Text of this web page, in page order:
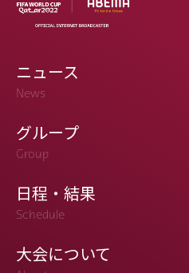
ニュース
News
グループ
Group
日程・結果
Schedule
大会について